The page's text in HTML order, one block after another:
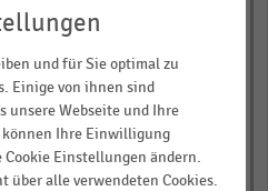
2017201820192020202120222023
und Kennzahlen
PNG, PDF
und für Sie optimal zu
Einige von ihnen sind
unsere Webseite und Ihre
können Ihre Einwilligung
Einstellungen ändern.
über alle verwendeten Cookies.